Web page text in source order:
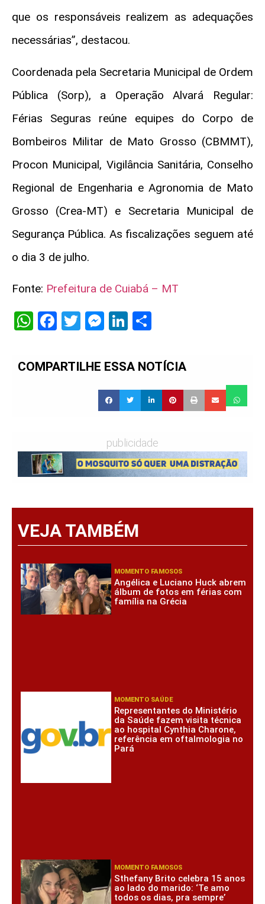
que os responsáveis realizem as adequações
necessárias”, destacou.
Coordenada pela Secretaria Municipal de Ordem
Pública (Sorp), a Operação Alvará Regular:
Férias Seguras reúne equipes do Corpo de
Bombeiros Militar de Mato Grosso (CBMMT),
Procon Municipal, Vigilância Sanitária, Conselho
Regional de Engenharia e Agronomia de Mato
Grosso (Crea-MT) e Secretaria Municipal de
Segurança Pública. As fiscalizações seguem até
o dia 3 de julho.
Fonte: Prefeitura de Cuiabá – MT
WhatsApp
Facebook
Twitter
Messenger
LinkedIn
COMPARTILHE ESSA NOTÍCIA
publicidade
VEJA TAMBÉM
MOMENTO FAMOSOS
Angélica e Luciano Huck abrem
álbum de fotos em férias com
família na Grécia
MOMENTO SAÚDE
Representantes do Ministério
da Saúde fazem visita técnica
ao hospital Cynthia Charone,
referência em oftalmologia no
Pará
MOMENTO FAMOSOS
Sthefany Brito celebra 15 anos
ao lado do marido: ‘Te amo
todos os dias, pra sempre’